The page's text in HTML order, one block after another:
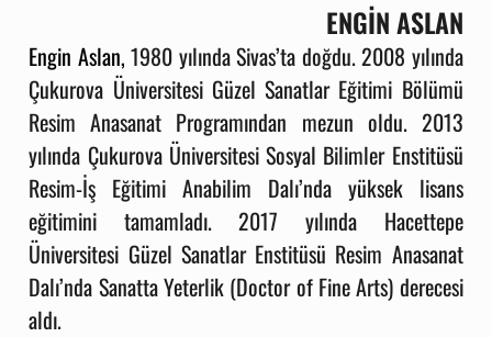
ENGİN ASLAN
Engin Aslan, 1980 yılında Sivas’ta doğdu. 2008 yılında
Çukurova Üniversitesi Güzel Sanatlar Eğitimi Bölümü
Resim Anasanat Programından mezun oldu. 2013
yılında Çukurova Üniversitesi Sosyal Bilimler Enstitüsü
Resim-İş Eğitimi Anabilim Dalı’nda yüksek lisans
eğitimini tamamladı. 2017 yılında Hacettepe
Üniversitesi Güzel Sanatlar Enstitüsü Resim Anasanat
Dalı’nda Sanatta Yeterlik (Doctor of Fine Arts) derecesi
aldı.